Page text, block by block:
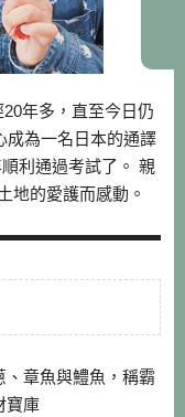
年多，直至今日仍
成為一名日本的通譯
利通過考試了。 親
地的愛護而感動。
、章魚與鱧魚，稱霸
寶庫